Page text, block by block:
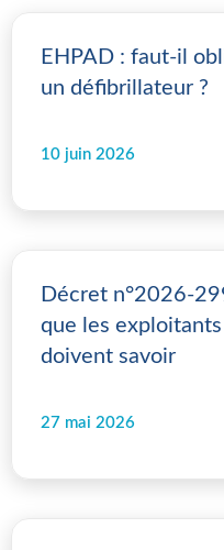
EHPAD : faut-il
un défibrillateur ?
10 juin 2026
Décret n°2026-
que les
doivent savoir
27 mai 2026